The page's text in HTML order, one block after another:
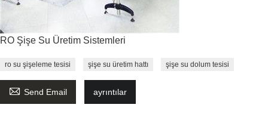
RO Şişe Su Üretim Sistemleri
ro su şişeleme tesisi şişe su üretim hattı şişe su dolum tesisi
 Send Email ayrıntılar